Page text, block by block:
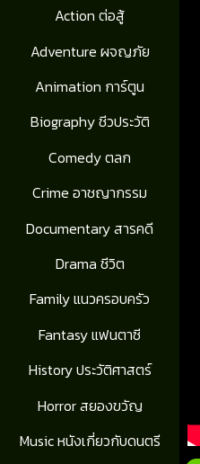
Action ต่อสู้
Adventure ผจญภัย
Animation การ์ตูน
Biography ชีวประวัติ
Comedy ตลก
Crime อาชญากรรม
Documentary สารคดี
Drama ชีวิต
Family แนวครอบครัว
Fantasy แฟนตาซี
History ประวัติศาสตร์
Horror สยองขวัญ
Music หนังเกี่ยวกับดนตรี